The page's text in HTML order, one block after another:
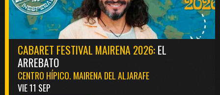
CABARET FESTIVAL MAIRENA 2026:EL
ARREBATO
CENTRO HÍPICO. MAIRENA DEL ALJARAFE
VIE 11 SEP